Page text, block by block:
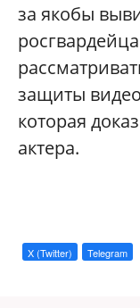
за якобы
защиты
которая
актера.
X (Twitter) Telegram